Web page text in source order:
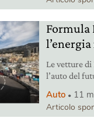
Formula
Le vetture
l’auto del
Auto 11
Articolo